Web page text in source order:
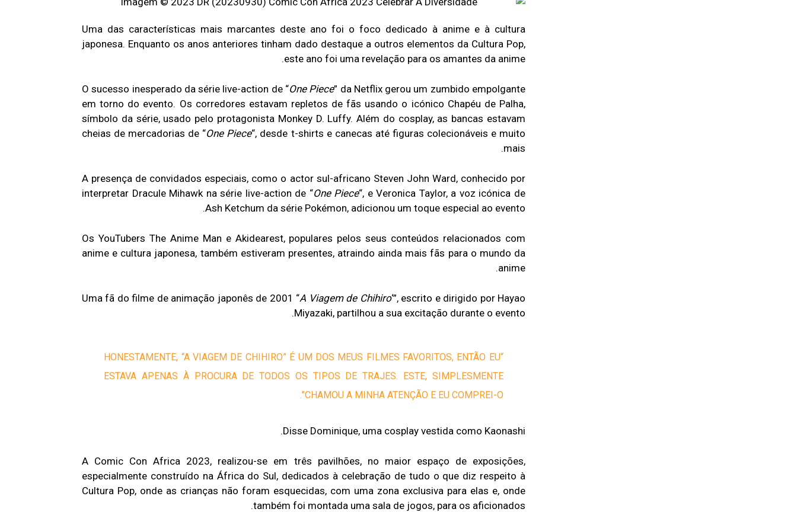
Uma das características mais marcantes deste ano foi o foco dedicado à anime e à cultura
japonesa. Enquanto os anos anteriores tinham dado destaque a outros elementos da Cultura Pop,
este ano foi uma revelação para os amantes da anime.
O sucesso inesperado da série live-action de “One Piece” da Netflix gerou um zumbido empolgante
em torno do evento. Os corredores estavam repletos de fãs usando o icónico Chapéu de Palha,
símbolo da série, usado pelo protagonista Monkey D. Luffy. Além do cosplay, as bancas estavam
cheias de mercadorias de “One Piece“, desde t-shirts e canecas até figuras colecionáveis e muito
mais.
A presença de convidados especiais, como o actor sul-africano Steven John Ward, conhecido por
interpretar Dracule Mihawk na série live-action de “One Piece“, e Veronica Taylor, a voz icónica de
Ash Ketchum da série Pokémon, adicionou um toque especial ao evento.
Os YouTubers The Anime Man e Akidearest, populares pelos seus conteúdos relacionados com
anime e cultura japonesa, também estiveram presentes, atraindo ainda mais fãs para o mundo da
anime.
Uma fã do filme de animação japonês de 2001 “A Viagem de Chihiro‘”, escrito e dirigido por Hayao
Miyazaki, partilhou a sua excitação durante o evento.
“HONESTAMENTE, “A VIAGEM DE CHIHIRO” É UM DOS MEUS FILMES FAVORITOS, ENTÃO EU
ESTAVA APENAS À PROCURA DE TODOS OS TIPOS DE TRAJES. ESTE, SIMPLESMENTE
CHAMOU A MINHA ATENÇÃO E EU COMPREI-O”.
Disse Dominique, uma cosplay vestida como Kaonashi.
A Comic Con Africa 2023, realizou-se em três pavilhões, no maior espaço de exposições,
especialmente construído na África do Sul, dedicados à celebração de tudo o que diz respeito à
Cultura Pop, onde as crianças não foram esquecidas, com uma zona exclusiva para elas e, onde
também foi montada uma sala de jogos, para os aficionados.